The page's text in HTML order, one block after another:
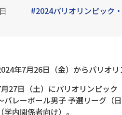
#2024パリオリンピック
年7月26日（金）からパリオリ
27日（土）にパリオリンピッ
バレーボール男子 予選リーグ（
（学内関係者向け）。